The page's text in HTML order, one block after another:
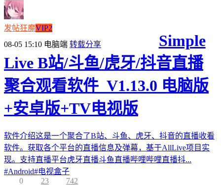
发帖狂魔VIP2
08-05 15:10 电脑端 转载分享
Simple
Live B站/斗鱼/虎牙/抖音直播
聚合观看软件_V1.13.0 电脑版
+安卓版+TV电视版
软件介绍这是一个聚合了B站、斗鱼、虎牙、抖音的直播收看
软件。获取各个平台的直播信息及弹幕，基于AllLive项目实
现。支持直播平台虎牙直播斗鱼直播哔哩哔哩直播抖...
#Android#电视盒子
0
23 742